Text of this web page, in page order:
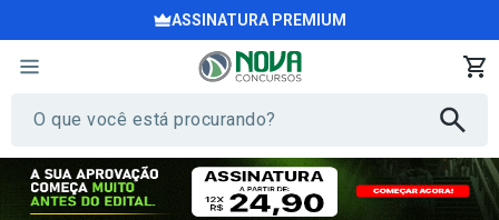
ASSINATURA PREMIUM